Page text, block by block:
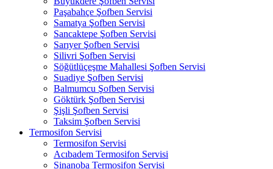
Paşabahçe Şofben Servisi
Samatya Şofben Servisi
Sancaktepe Şofben Servisi
Sarıyer Şofben Servisi
Silivri Şofben Servisi
Söğütlüçeşme Mahallesi Şofben Servisi
Suadiye Şofben Servisi
Balmumcu Şofben Servisi
Göktürk Şofben Servisi
Şişli Şofben Servisi
Taksim Şofben Servisi
Termosifon Servisi
Termosifon Servisi
Acıbadem Termosifon Servisi
Sinanoba Termosifon Servisi